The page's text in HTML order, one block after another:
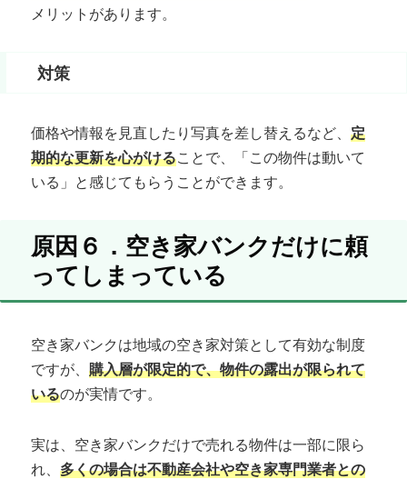
メリットがあります。
対策
価格や情報を見直したり写真を差し替えるなど、 定
期的な更新を心がけることで、「この物件は動いて
いる」と感じてもらうことができます。
原因６．空き家バンクだけに頼
ってしまっている
空き家バンクは地域の空き家対策として有効な制度
ですが、 購入層が限定的で、物件の露出が限られて
いるのが実情です。
実は、空き家バンクだけで売れる物件は一部に限ら
れ、 多くの場合は不動産会社や空き家専門業者との